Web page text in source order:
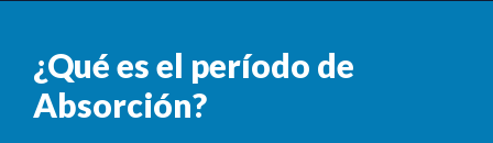
¿Qué es el período de
Absorción?